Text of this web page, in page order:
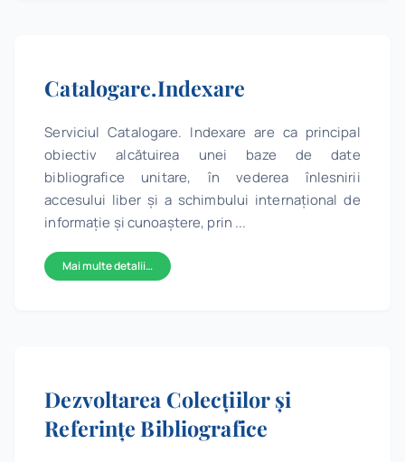
Catalogare.Indexare
Serviciul Catalogare. Indexare are ca principal
obiectiv alcătuirea unei baze de date
bibliografice unitare, în vederea înlesnirii
accesului liber şi a schimbului internaţional de
informaţie şi cunoaştere, prin ...
Mai multe detalii…
Dezvoltarea Colecțiilor și
Referințe Bibliografice